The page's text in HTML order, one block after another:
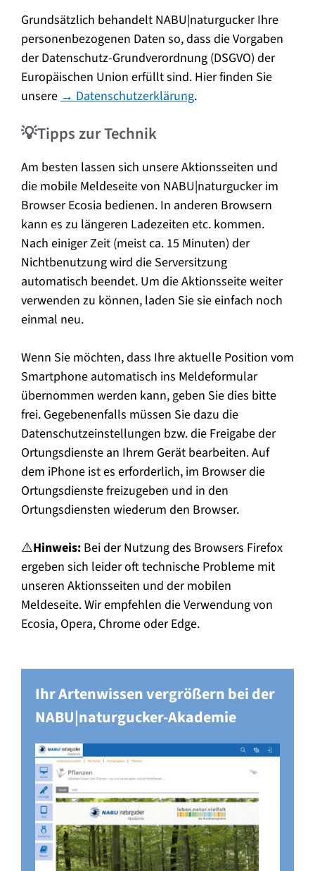
Grundsätzlich behandelt NABU|naturgucker Ihre
personenbezogenen Daten so, dass die Vorgaben
der Datenschutz-Grundverordnung (DSGVO) der
Europäischen Union erfüllt sind. Hier finden Sie
unsere→ Datenschutzerklärung.
💡Tipps zur Technik
Am besten lassen sich unsere Aktionsseiten und
die mobile Meldeseite von NABU|naturgucker im
Browser Ecosia bedienen. In anderen Browsern
kann es zu längeren Ladezeiten etc. kommen.
Nach einiger Zeit (meist ca. 15 Minuten) der
Nichtbenutzung wird die Serversitzung
automatisch beendet. Um die Aktionsseite weiter
verwenden zu können, laden Sie sie einfach noch
einmal neu.
Wenn Sie möchten, dass Ihre aktuelle Position vom
Smartphone automatisch ins Meldeformular
übernommen werden kann, geben Sie dies bitte
frei. Gegebenenfalls müssen Sie dazu die
Datenschutzeinstellungen bzw. die Freigabe der
Ortungsdienste an Ihrem Gerät bearbeiten. Auf
dem iPhone ist es erforderlich, im Browser die
Ortungsdienste freizugeben und in den
Ortungsdiensten wiederum den Browser.
⚠️Hinweis: Bei der Nutzung des Browsers Firefox
ergeben sich leider oft technische Probleme mit
unseren Aktionsseiten und der mobilen
Meldeseite. Wir empfehlen die Verwendung von
Ecosia, Opera, Chrome oder Edge.
Ihr Artenwissen vergrößern bei der
NABU|naturgucker-Akademie